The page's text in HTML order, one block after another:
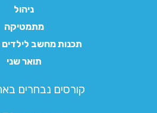
ניהול
מתמטיקה
תכנות מחשב לילדים
תואר שני
קורסים נבחרים